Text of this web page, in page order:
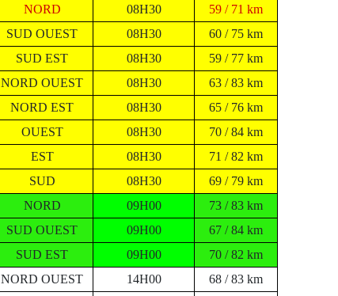
NORD 08H30
59 / 71 km
SUD OUEST 08H30
60 / 75 km
SUD EST 08H30
59 / 77 km
NORD OUEST 08H30
63 / 83 km
NORD EST 08H30
65 / 76 km
OUEST 08H30
70 / 84 km
EST 08H30
71 / 82 km
SUD 08H30
69 / 79 km
NORD 09H00
73 / 83 km
SUD OUEST 09H00
67 / 84 km
SUD EST 09H00
70 / 82 km
NORD OUEST 14H00
68 / 83 km